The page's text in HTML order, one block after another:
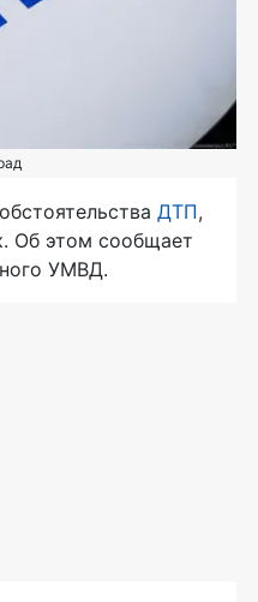
ДТП,
Об этом сообщает
УМВД.